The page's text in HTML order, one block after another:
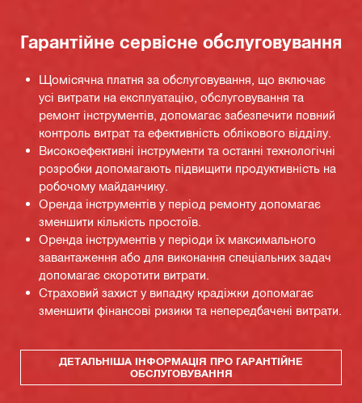
Гарантійне сервісне обслуговування
Щомісячна платня за обслуговування, що включає
усі витрати на експлуатацію, обслуговування та
ремонт інструментів, допомагає забезпечити повний
контроль витрат та ефективність облікового відділу.
Високоефективні інструменти та останні технологічні
розробки допомагають підвищити продуктивність на
робочому майданчику.
Оренда інструментів у період ремонту допомагає
зменшити кількість простоїв.
Оренда інструментів у періоди їх максимального
завантаження або для виконання спеціальних задач
допомагає скоротити витрати.
Страховий захист у випадку крадіжки допомагає
зменшити фінансові ризики та непередбачені витрати.
ДЕТАЛЬНІША ІНФОРМАЦІЯ ПРО ГАРАНТІЙНЕ
ОБСЛУГОВУВАННЯ